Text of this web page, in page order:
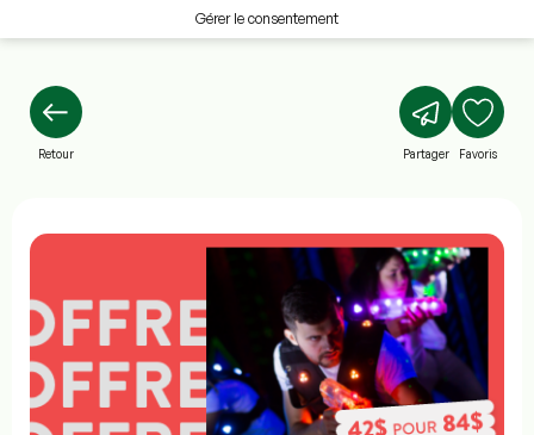
Gérer le consentement
Retour Partager Favoris